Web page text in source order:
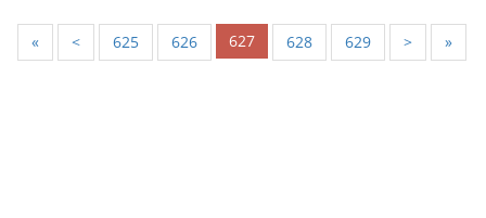
« < 625 626 627 628 629 > »